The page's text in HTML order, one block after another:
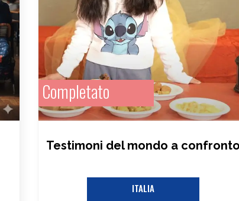
Completato
Testimoni del mondo a confronto​
ITALIA